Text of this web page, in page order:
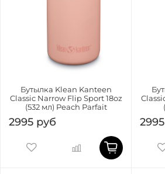
Бутылка Klean Kanteen
Classic Narrow Flip Sport 18oz
(532 мл) Peach Parfait
2995 руб